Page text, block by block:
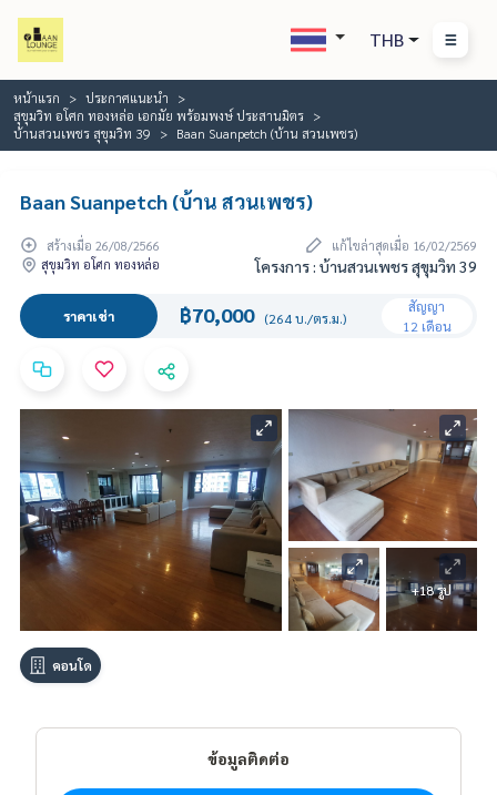
THB
หน้าแรก
ประกาศแนะนำ
สุขุมวิท อโศก ทองหล่อ เอกมัย พร้อมพงษ์ ประสานมิตร
บ้านสวนเพชร สุขุมวิท 39
Baan Suanpetch (บ้าน สวนเพชร)
Baan Suanpetch (บ้าน สวนเพชร)
สร้างเมื่อ 26/08/2566
แก้ไขล่าสุดเมื่อ 16/02/2569
สุขุมวิท อโศก ทองหล่อ
โครงการ : บ้านสวนเพชร สุขุมวิท 39
ราคาเช่า ฿70,000 (264 บ./ตร.ม.)
สัญญา
12 เดือน
+18 รูป
คอนโด
ข้อมูลติดต่อ